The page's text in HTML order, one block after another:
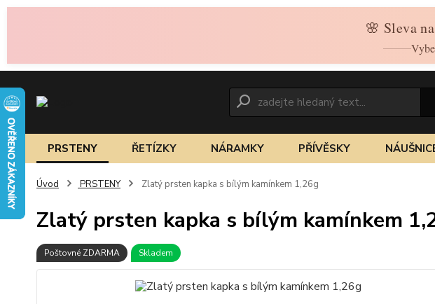
🌸 Sleva
PRSTENY ŘETÍZKY NÁRAMKY PŘÍVĚSKY
Úvod PRSTENY Zlatý prsten kapka s bílým kamínkem 1,26g
Zlatý prsten kapka s bílým kamínkem
Poštovné ZDARMA Skladem